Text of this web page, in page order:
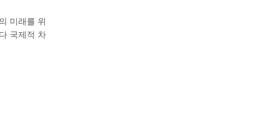
미래를 위
국제적 차